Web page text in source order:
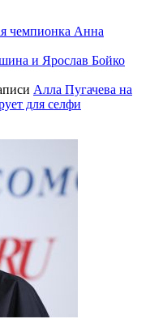
чемпионка Анна
и Ярослав Бойко
Алла Пугачева на
для селфи